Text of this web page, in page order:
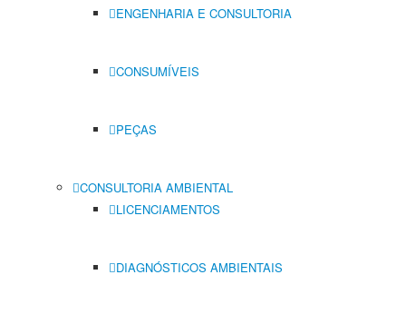
ENGENHARIA E CONSULTORIA
CONSUMÍVEIS
PEÇAS
CONSULTORIA AMBIENTAL
LICENCIAMENTOS
DIAGNÓSTICOS AMBIENTAIS